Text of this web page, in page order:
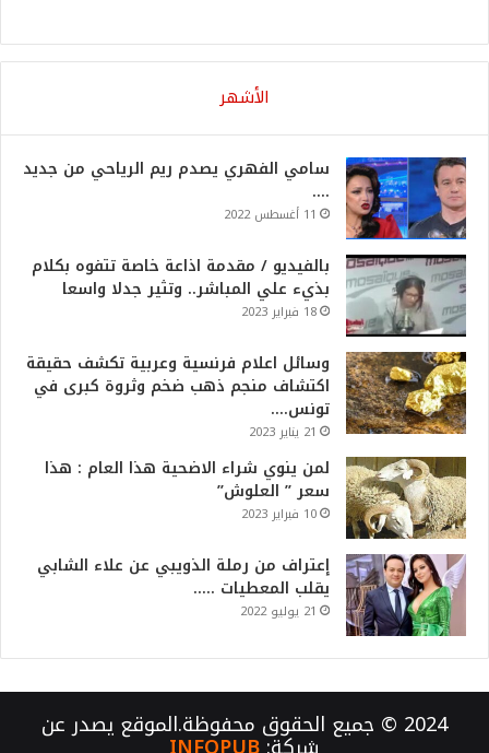
الأشهر
سامي الفهري يصدم ريم الرياحي من جديد
….
11 أغسطس 2022
بالفيديو / مقدمة اذاعة خاصة تتفوه بكلام
بذيء علي المباشر.. وتثير جدلا واسعا
18 فبراير 2023
وسائل اعلام فرنسية وعربية تكشف حقيقة
اكتشاف منجم ذهب ضخم وثروة كبرى في
تونس….
21 يناير 2023
لمن ينوي شراء الاضحية هذا العام : هذا
سعر ” العلوش”
10 فبراير 2023
إعتراف من رملة الذويبي عن علاء الشابي
يقلب المعطيات …..
21 يوليو 2022
2024 © جميع الحقوق محفوظة.الموقع يصدر عن